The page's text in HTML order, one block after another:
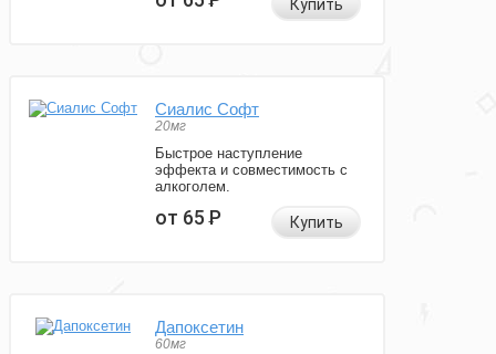
Купить
Сиалис Софт
20мг
Быстрое наступление
эффекта и совместимость с
алкоголем.
от 65Р Купить
Дапоксетин
60мг